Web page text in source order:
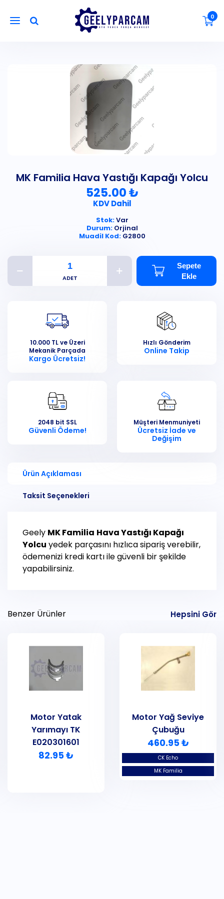
0
MK Familia Hava Yastığı Kapağı Yolcu
525.00 ₺
KDV Dahil
Stok:Var
Durum:Orjinal
Muadil Kod:G2800
Sepete
Ekle
10.000 TL ve Üzeri
Mekanik Parçada
Kargo Ücretsiz!
Hızlı Gönderim
Online Takip
2048 bit SSL
Güvenli Ödeme!
Müşteri Menmuniyeti
Ücretsiz İade ve
Değişim
Ürün Açıklaması
Taksit Seçenekleri
Geely MK Familia Hava Yastığı Kapağı
Yolcu yedek parçasını hızlıca sipariş verebilir,
ödemenizi kredi kartı ile güvenli bir şekilde
yapabilirsiniz.
Benzer Ürünler Hepsini Gör
Motor Yatak
Yarımayı TK
E020301601
82.95 ₺
CK Echo
MK Familia
Motor Yağ Seviye
Çubuğu
460.95 ₺